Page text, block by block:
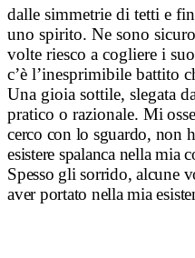
dalle simmetrie di tetti e
uno spirito. Ne sono
volte riesco a cogliere i
c’è l’inesprimibile battito
Una gioia sottile, slegata
pratico o razionale. Mi
cerco con lo sguardo, non
esistere spalanca nella mia
Spesso gli sorrido, alcune
aver portato nella mia